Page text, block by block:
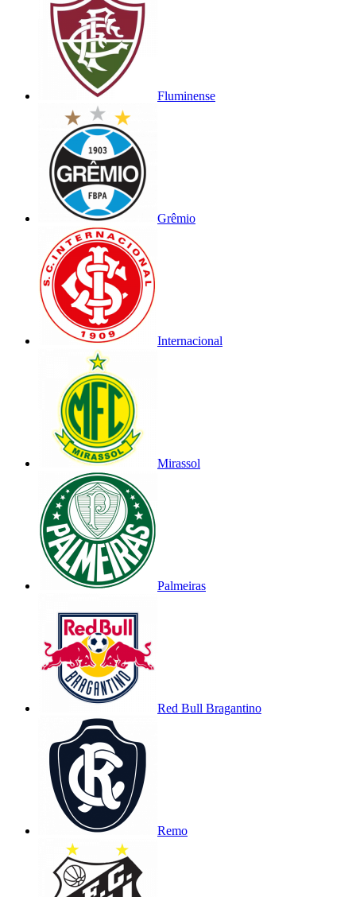
Fluminense
Grêmio
Internacional
Mirassol
Palmeiras
Red Bull Bragantino
Remo